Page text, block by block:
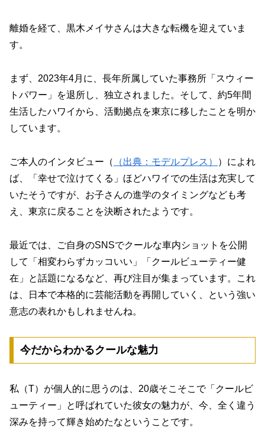
離婚を経て、黒木メイサさんは大きな転機を迎えていま
す。
まず、2023年4月に、長年所属していた事務所「スウィー
トパワー」を退所し、独立されました。そして、 約5年間
生活したハワイから、活動拠点を東京に移した ことを明か
しています。
ご本人のインタビュー（ （出典：モデルプレス）
）によれ
ば、「幸せで泣けてくる」ほどハワイでの生活は充実して
いたそうですが、お子さんの進学のタイミングなども考
え、東京に戻ることを決断されたようです。
最近では、ご自身のSNSでクールな車内ショットを公開
して「相変わらずカッコいい」「クールビューティー健
在」と話題になるなど、再び注目が集まっています。これ
は、日本で本格的に芸能活動を再開していく、という強い
意志の表れかもしれませんね。
今だからわかるクールな魅力
私（T）が個人的に思うのは、20歳そこそこで「クールビ
ューティー」と呼ばれていた彼女の魅力が、今、全く違う
深みを持って輝き始めたなということです。